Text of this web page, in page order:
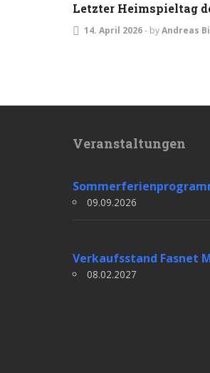
Letzter Heimspieltag
14. April 2026- byAndreas
Veranstaltungen
09.09.2026
Verkaufsstand Fasnet
08.02.2027